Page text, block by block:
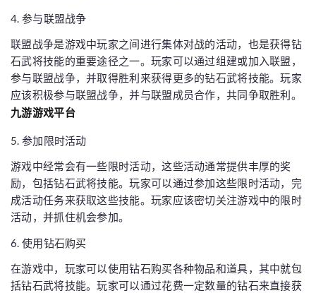
4. 参与联盟战争
联盟战争是游戏中玩家之间进行集体对战的活动，也是获得钻
石武将技能的重要途径之一。玩家可以通过组建或加入联盟，
参与联盟战争，并取得胜利来获得更多的钻石武将技能。玩家
应该积极参与联盟战争，并与联盟成员合作，共同争取胜利。
九游游戏平台
5. 参加限时活动
游戏中经常会有一些限时活动，这些活动通常提供丰厚的奖
励，包括钻石武将技能。玩家可以通过参加这些限时活动，完
成活动任务来获取这些技能。玩家应该密切关注游戏中的限时
活动，并抓住机会参加。
6. 使用钻石购买
在游戏中，玩家可以使用钻石购买各种物品和道具，其中就包
括钻石武将技能。玩家可以通过花费一定数量的钻石来直接获